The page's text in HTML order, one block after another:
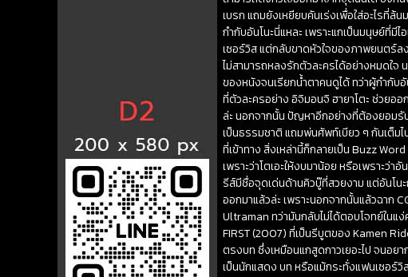
เบรก แถมยังเหยียบคันเร่งเพื่อใส่อะไรที่
กำกับอันโนะนี่แหละ เพราะแกเป็นมนุษย์ที่มี
เซอร์วิส แต่กลับขาดหัวใจของภาพยนตร์ล
ไม่สามารถหลงรักตัวละครได้อย่างหมดใจ
ของหนังจนเรียกน้ำตาคนดูได้ ทว่าผู้กำกับ
ที่ตัวละครอย่าง อิจิมอนจิ ฮายาโตะ ช่วยอ
ล่ะ นอกจากนั้น ปัญหาอีกอย่างที่ต้องยอมรั
เป็นธรรมชาติ แถมพ่นศัพท์เบียว ๆ กันเต็มไ
ที่เข้าทาง สิ่งเหล่านี้ก็กลายเป็น Buzz
เพราะว่าโตเอะให้งบมาน้อย หรือเพราะว่า
รีส์มีชื่อจุดเด่นด้านคิวบู๊ที่สวยงาม แต่อันโน
ออกมาแล้วล่ะ เพราะนอกจากนั้นแล้วฉาก
Ultraman ทว่ามันกลับไม่ได้ตอบโจทย์ใน
FIRST (2007) ที่เป็นรีบูตของ Kamen
ตรงบท ซึ่งเหมือนแกสูดกาวเยอะไป จนอย
เป็นนักแสดง บท หรือแม้กระทั่งแฟนเซอร์วิ